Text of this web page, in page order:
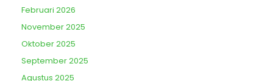
Februari 2026
November 2025
Oktober 2025
September 2025
Agustus 2025